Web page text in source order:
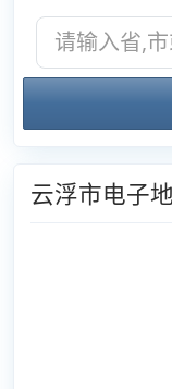
云浮市电子